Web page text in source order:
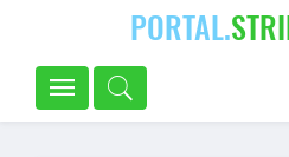
PORTAL.